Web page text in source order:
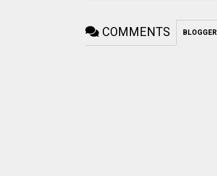
COMMENTS BLOGGER